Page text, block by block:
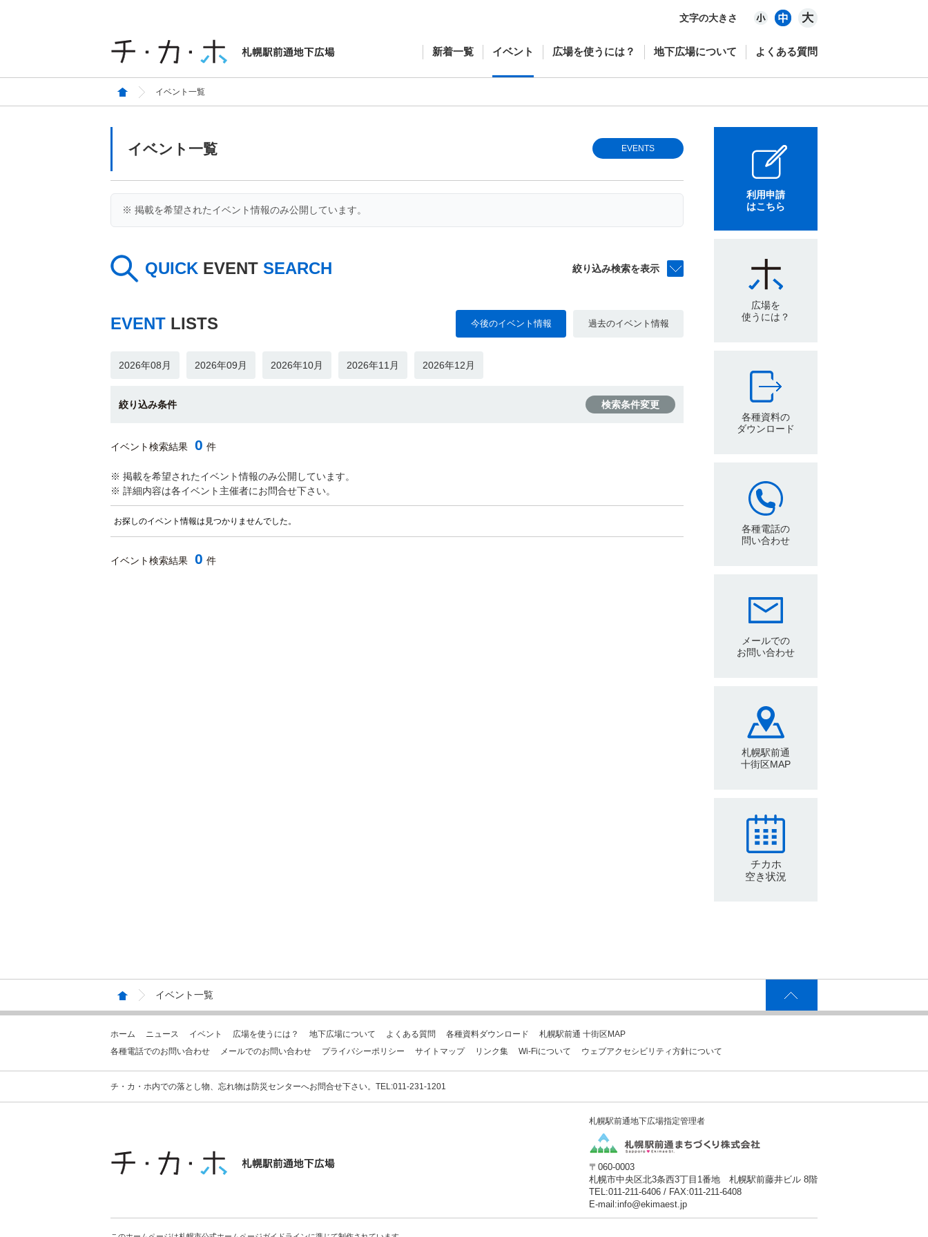
文字の大きさ
新着一覧 イベント 広場を使うには？ 地下広場について よくある質問
イベント一覧
イベント一覧 EVENTS
※ 掲載を希望されたイベント情報のみ公開しています。
QUICK EVENT SEARCH 絞り込み検索を表示
EVENT LISTS 今後のイベント情報 過去のイベント情報
2026年08月 2026年09月 2026年10月 2026年11月 2026年12月
絞り込み条件 検索条件変更
イベント検索結果 0 件
※ 掲載を希望されたイベント情報のみ公開しています。
※ 詳細内容は各イベント主催者にお問合せ下さい。
お探しのイベント情報は見つかりませんでした。
イベント検索結果 0 件
利用申請
はこちら
広場を
使うには？
各種資料の
ダウンロード
各種電話の
問い合わせ
メールでの
お問い合わせ
札幌駅前通
十街区MAP
チカホ
空き状況
イベント一覧
ホーム ニュース イベント 広場を使うには？ 地下広場について よくある質問 各種資料ダウンロード
札幌駅前通 十街区MAP
各種電話でのお問い合わせ
メールでのお問い合わせ プライバシーポリシー サイトマップ リンク集 Wi-Fiについて ウェブアクセシビリティ方針について
チ・カ・ホ内での落とし物、忘れ物は防災センターへお問合せ下さい。TEL:011-231-1201
札幌駅前通地下広場指定管理者
〒060-0003
札幌市中央区北3条西3丁目1番地 札幌駅前藤井ビル 8階
TEL:011-211-6406 / FAX:011-211-6408
E-mail:info@ekimaest.jp